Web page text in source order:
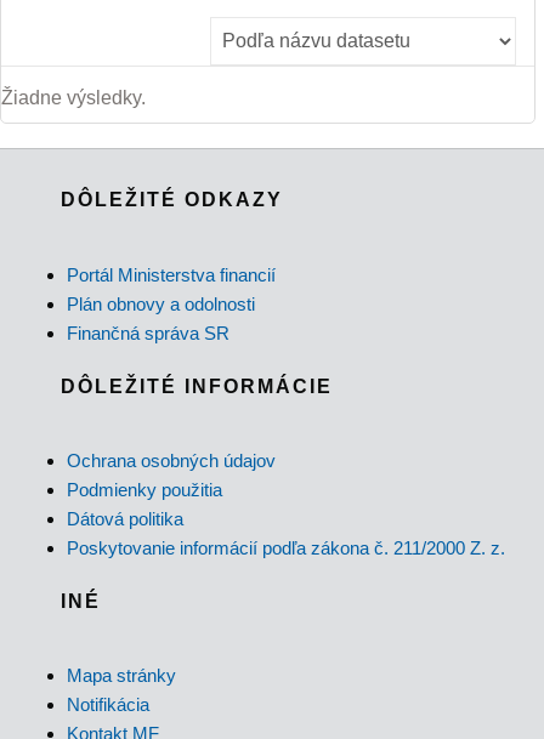
Žiadne výsledky.
DÔLEŽITÉ ODKAZY
Portál Ministerstva financií
Plán obnovy a odolnosti
Finančná správa SR
DÔLEŽITÉ INFORMÁCIE
Ochrana osobných údajov
Podmienky použitia
Dátová politika
Poskytovanie informácií podľa zákona č. 211/2000 Z. z.
INÉ
Mapa stránky
Notifikácia
Kontakt MF